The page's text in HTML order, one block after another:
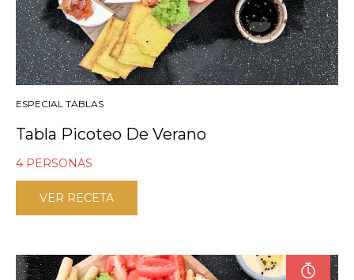
ESPECIAL TABLAS
Tabla Picoteo De Verano
4 PERSONAS
VER RECETA